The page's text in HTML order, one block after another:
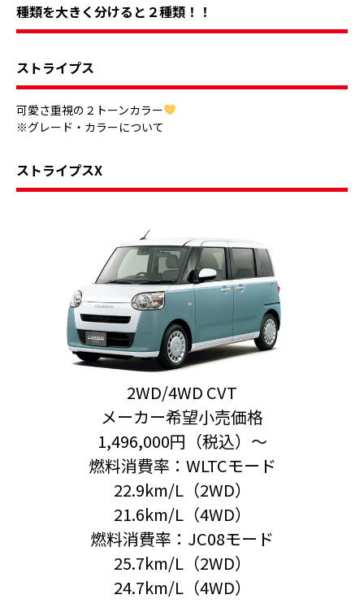
種類を大きく分けると２種類！！
ストライプス
可愛さ重視の２トーンカラー
※グレード・カラーについて
ストライプスX
2WD/4WD CVT
メーカー希望小売価格
1,496,000円（税込）〜
燃料消費率：WLTCモード
22.9km/L（2WD）
21.6km/L（4WD）
燃料消費率：JC08モード
25.7km/L（2WD）
24.7km/L（4WD）